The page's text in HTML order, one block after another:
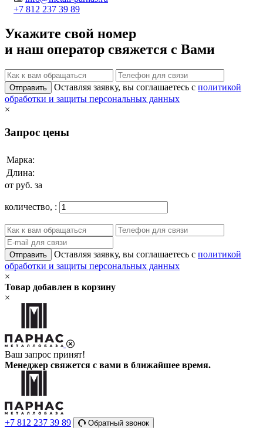
+7 812 237 39 89
Укажите свой номер
и наш оператор свяжется с Вами
Отправить Оставляя заявку, вы соглашаетесь с политикой
обработки и защиты персональных данных
×
Запрос цены
Марка:
Длина:
от руб. за
количество, :
Отправить Оставляя заявку, вы соглашаетесь с политикой
обработки и защиты персональных данных
×
Товар добавлен в корзину
×
Ваш запрос принят!
Менеджер свяжется с вами в ближайшее время.
+7 812 237 39 89 Обратный звонок